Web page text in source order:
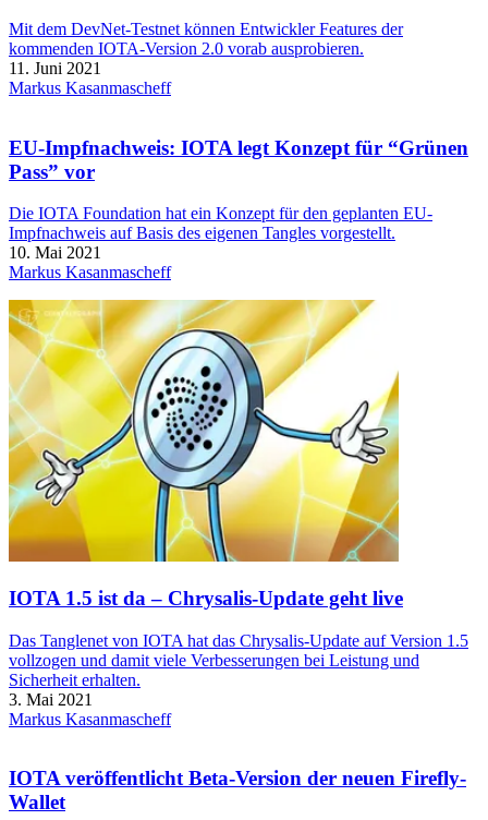
Mit dem DevNet-Testnet können Entwickler Features der
kommenden IOTA-Version 2.0 vorab ausprobieren.
11. Juni 2021
Markus Kasanmascheff
EU-Impfnachweis: IOTA legt Konzept für “Grünen
Pass” vor
Die IOTA Foundation hat ein Konzept für den geplanten EU-
Impfnachweis auf Basis des eigenen Tangles vorgestellt.
10. Mai 2021
Markus Kasanmascheff
IOTA 1.5 ist da – Chrysalis-Update geht live
Das Tanglenet von IOTA hat das Chrysalis-Update auf Version 1.5
vollzogen und damit viele Verbesserungen bei Leistung und
Sicherheit erhalten.
3. Mai 2021
Markus Kasanmascheff
IOTA veröffentlicht Beta-Version der neuen Firefly-
Wallet